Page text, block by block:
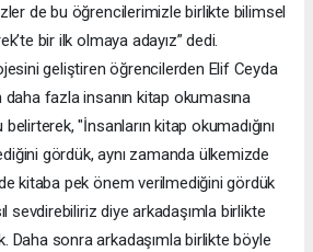
de bu öğrencilerimizle birlikte bilimsel
bir ilk olmaya adayız” dedi.
geliştiren öğrencilerden Elif Ceyda
daha fazla insanın kitap okumasına
"İnsanların kitap okumadığını
gördük, aynı zamanda ülkemizde
kitaba pek önem verilmediğini gördük
sevdirebiliriz diye arkadaşımla birlikte
Daha sonra arkadaşımla birlikte böyle